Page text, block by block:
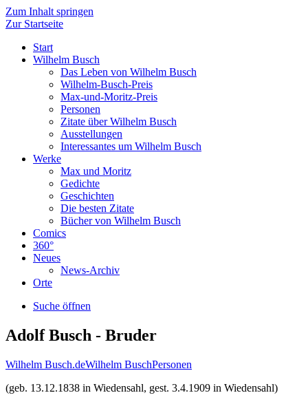
Zum Inhalt springen
Zur Startseite
Start
Wilhelm Busch
Das Leben von Wilhelm Busch
Wilhelm-Busch-Preis
Max-und-Moritz-Preis
Personen
Zitate über Wilhelm Busch
Ausstellungen
Interessantes um Wilhelm Busch
Werke
Max und Moritz
Gedichte
Geschichten
Die besten Zitate
Bücher von Wilhelm Busch
Comics
360°
Neues
News-Archiv
Orte
Suche öffnen
Adolf Busch - Bruder
Wilhelm Busch.deWilhelm BuschPersonen
(geb. 13.12.1838 in Wiedensahl, gest. 3.4.1909 in Wiedensahl)